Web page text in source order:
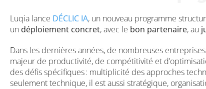
Luqia lance DÉCLIC IA, un nouveau programme
un déploiement concret, avec le bon partenaire, au
Dans les dernières années, de nombreuses
majeur de productivité, de compétitivité et
des défis spécifiques: multiplicité des approches
seulement technique, il est aussi stratégique,